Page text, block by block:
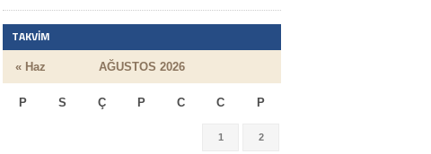
TAKVIM
AĞUSTOS 2026
P S Ç P C C P
« Haz
1 2